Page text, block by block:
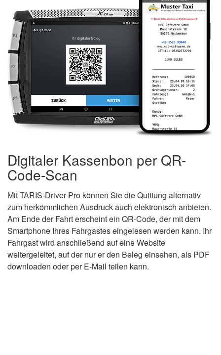
Digitaler Kassenbon per QR-
Code-Scan
Mit TARIS-Driver Pro können Sie die Quittung alternativ
zum herkömmlichen Ausdruck auch elektronisch anbieten.
Am Ende der Fahrt erscheint ein QR-Code, der mit dem
Smartphone Ihres Fahrgastes eingelesen werden kann. Ihr
Fahrgast wird anschließend auf eine Website
weitergeleitet, auf der nur er den Beleg einsehen, als PDF
downloaden oder per E-Mail teilen kann.